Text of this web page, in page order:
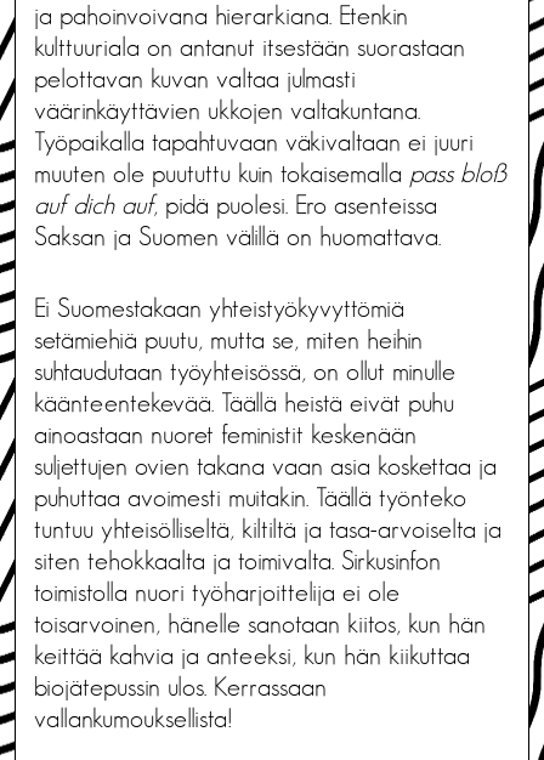
ja pahoinvoivana hierarkiana. Etenkin
kulttuuriala on antanut itsestään suorastaan
pelottavan kuvan valtaa julmasti
väärinkäyttävien ukkojen valtakuntana.
Työpaikalla tapahtuvaan väkivaltaan ei juuri
muuten ole puututtu kuin tokaisemalla pass bloß
auf dich auf, pidä puolesi. Ero asenteissa
Saksan ja Suomen välillä on huomattava.
Ei Suomestakaan yhteistyökyvyttömiä
setämiehiä puutu, mutta se, miten heihin
suhtaudutaan työyhteisössä, on ollut minulle
käänteentekevää. Täällä heistä eivät puhu
ainoastaan nuoret feministit keskenään
suljettujen ovien takana vaan asia koskettaa ja
puhuttaa avoimesti muitakin. Täällä työnteko
tuntuu yhteisölliseltä, kiltiltä ja tasa-arvoiselta ja
siten tehokkaalta ja toimivalta. Sirkusinfon
toimistolla nuori työharjoittelija ei ole
toisarvoinen, hänelle sanotaan kiitos, kun hän
keittää kahvia ja anteeksi, kun hän kiikuttaa
biojätepussin ulos. Kerrassaan
vallankumouksellista!